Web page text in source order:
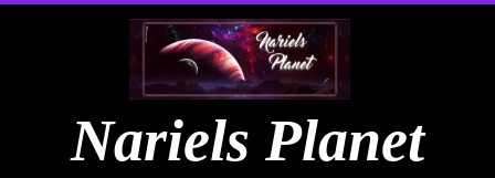
Nariels Planet